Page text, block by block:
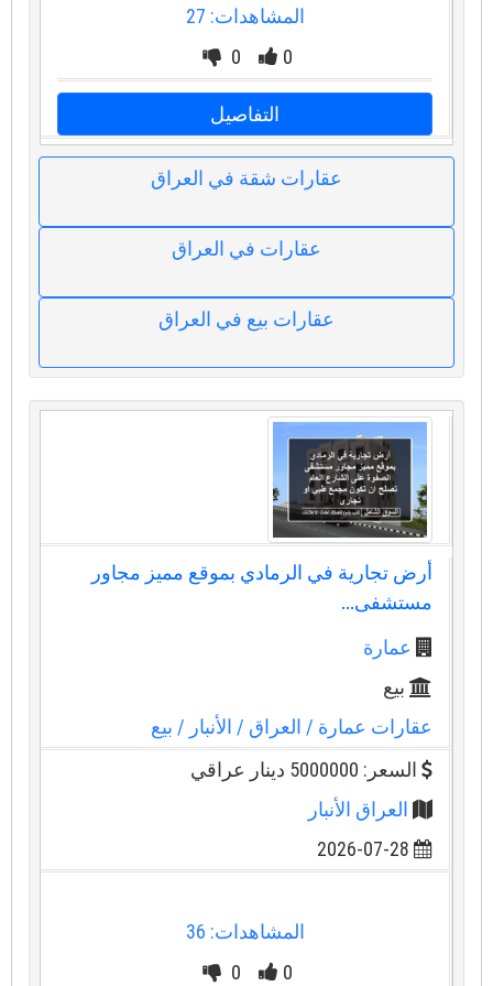
المشاهدات: 27
0
0
التفاصيل
عقارات شقة في العراق
عقارات في العراق
عقارات بيع في العراق
أرض تجارية في الرمادي بموقع مميز مجاور
مستشفى...
عمارة
بيع
عقارات عمارة/ العراق/ الأنبار / بيع
السعر: 5000000 دينار عراقي
العراق الأنبار
2026-07-28
المشاهدات: 36
0
0